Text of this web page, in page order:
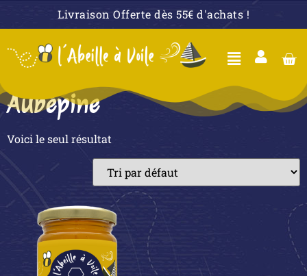
Livraison Offerte dès 55€ d'achats !
Aubépine
Voici le seul résultat